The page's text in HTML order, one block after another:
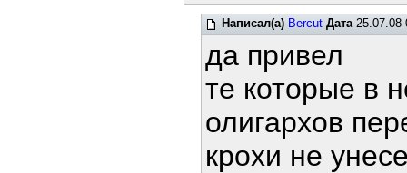
Написал(а) Bercut Дата25.07.08
да привел
те которые в
олигархов
крохи не